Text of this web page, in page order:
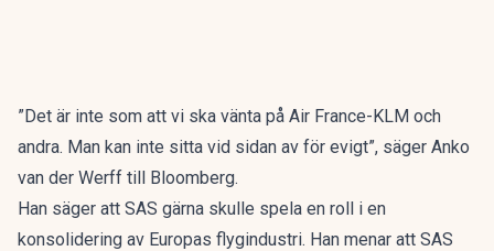
”Det är inte som att vi ska vänta på Air France-KLM och
andra. Man kan inte sitta vid sidan av för evigt”, säger Anko
van der Werff till Bloomberg.
Han säger att SAS gärna skulle spela en roll i en
konsolidering av Europas flygindustri. Han menar att SAS